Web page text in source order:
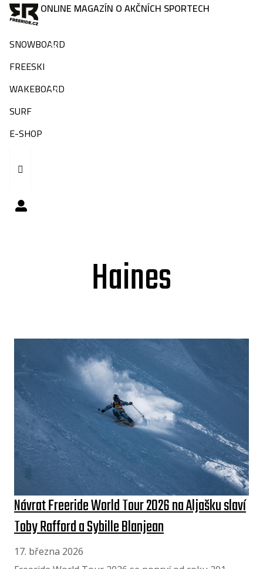
ONLINE MAGAZÍN O AKČNÍCH SPORTECH
SNOWBOARD
FREESKI
WAKEBOARD
SURF
E-SHOP
Haines
Návrat Freeride World Tour 2026 na Aljašku slaví
Toby Rafford a Sybille Blanjean
17. března 2026